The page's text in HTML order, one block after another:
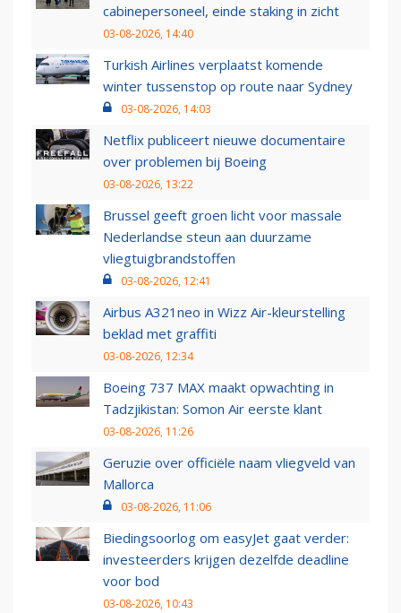
cabinepersoneel, einde staking in zicht
03-08-2026, 14:40
Turkish Airlines verplaatst komende
winter tussenstop op route naar Sydney
03-08-2026, 14:03
Netflix publiceert nieuwe documentaire
over problemen bij Boeing
03-08-2026, 13:22
Brussel geeft groen licht voor massale
Nederlandse steun aan duurzame
vliegtuigbrandstoffen
03-08-2026, 12:41
Airbus A321neo in Wizz Air-kleurstelling
beklad met graffiti
03-08-2026, 12:34
Boeing 737 MAX maakt opwachting in
Tadzjikistan: Somon Air eerste klant
03-08-2026, 11:26
Geruzie over officiële naam vliegveld van
Mallorca
03-08-2026, 11:06
Biedingsoorlog om easyJet gaat verder:
investeerders krijgen dezelfde deadline
voor bod
03-08-2026, 10:43